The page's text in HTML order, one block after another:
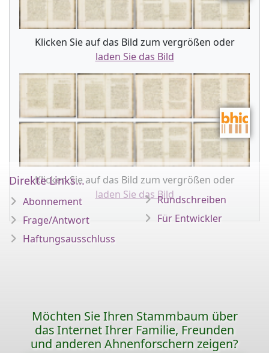
Klicken Sie auf das Bild zum vergrößen oder
laden Sie das Bild
Klicken Sie auf das Bild zum vergrößen oder
laden Sie das Bild
Direkte Links...
Abonnement
Frage/Antwort
Haftungsausschluss
Rundschreiben
Für Entwickler
Möchten Sie Ihren Stammbaum über
das Internet Ihrer Familie, Freunden
und anderen Ahnenforschern zeigen?